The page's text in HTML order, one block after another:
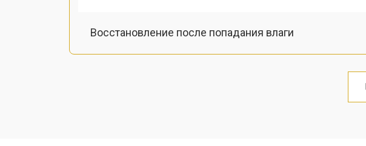
Восстановление после попадания влаги